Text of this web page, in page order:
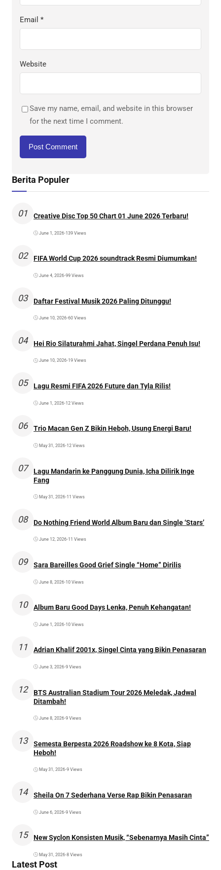
Email *
Website
Save my name, email, and website in this browser
for the next time I comment.
Berita Populer
01 Creative Disc Top 50 Chart 01 June 2026 Terbaru!
June 1, 2026•139 Views
02 FIFA World Cup 2026 soundtrack Resmi Diumumkan!
June 4, 2026•99 Views
03 Daftar Festival Musik 2026 Paling Ditunggu!
June 10, 2026•60 Views
04 Hei Rio Silaturahmi Jahat, Singel Perdana Penuh Isu!
June 10, 2026•19 Views
05 Lagu Resmi FIFA 2026 Future dan Tyla Rilis!
June 1, 2026•12 Views
06 Trio Macan Gen Z Bikin Heboh, Usung Energi Baru!
May 31, 2026•12 Views
07
Lagu Mandarin ke Panggung Dunia, Icha Dilirik Inge
Fang
May 31, 2026•11 Views
08 Do Nothing Friend World Album Baru dan Single ‘Stars’
June 12, 2026•11 Views
09 Sara Bareilles Good Grief Single “Home” Dirilis
June 8, 2026•10 Views
10 Album Baru Good Days Lenka, Penuh Kehangatan!
June 1, 2026•10 Views
11 Adrian Khalif 2001x, Singel Cinta yang Bikin Penasaran
June 3, 2026•9 Views
12
BTS Australian Stadium Tour 2026 Meledak, Jadwal
Ditambah!
June 8, 2026•9 Views
13
Semesta Berpesta 2026 Roadshow ke 8 Kota, Siap
Heboh!
May 31, 2026•9 Views
14 Sheila On 7 Sederhana Verse Rap Bikin Penasaran
June 6, 2026•9 Views
15 New Syclon Konsisten Musik, “Sebenarnya Masih Cinta”
May 31, 2026•8 Views
Latest Post